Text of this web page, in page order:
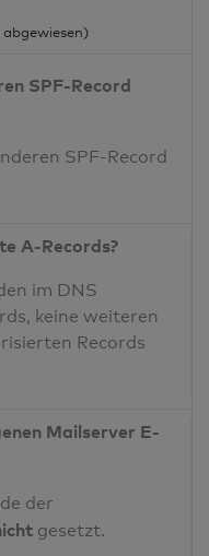
SPF-Record
SPF-Record
A-Records?
im DNS
keine weiteren
Records
Mailserver E-
der
gesetzt.